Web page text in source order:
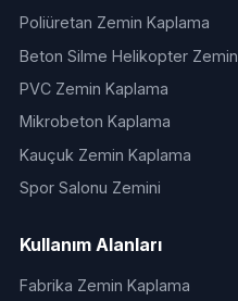
Poliüretan Zemin Kaplama
Beton Silme Helikopter Zemin
PVC Zemin Kaplama
Mikrobeton Kaplama
Kauçuk Zemin Kaplama
Spor Salonu Zemini
Kullanım Alanları
Fabrika Zemin Kaplama